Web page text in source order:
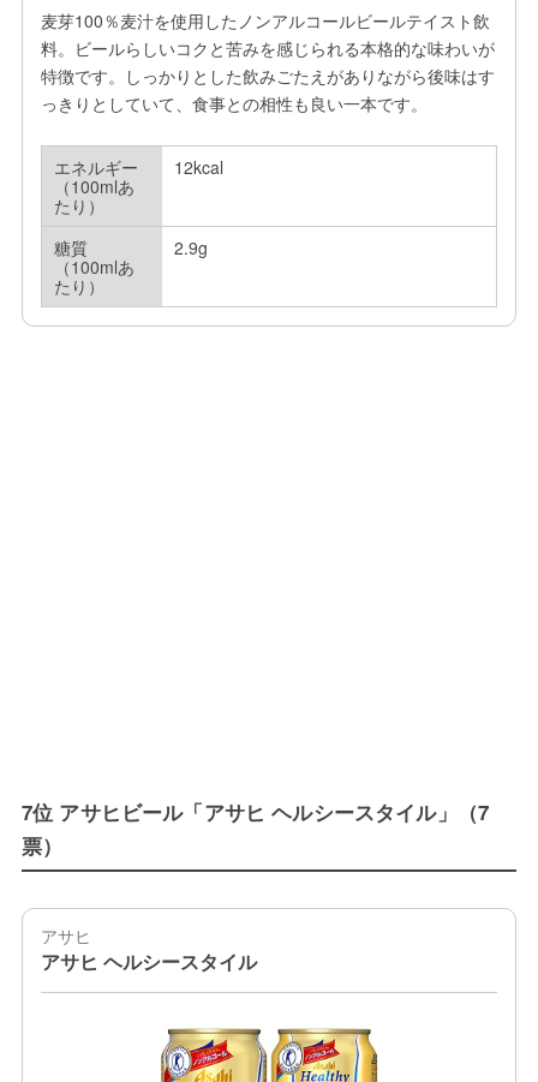
麦芽100％麦汁を使用したノンアルコールビールテイスト飲
料。ビールらしいコクと苦みを感じられる本格的な味わいが
特徴です。しっかりとした飲みごたえがありながら後味はす
っきりとしていて、食事との相性も良い一本です。
エネルギー
（100mlあ
たり）
12kcal
糖質
（100mlあ
たり）
2.9g
7位 アサヒビール「アサヒ ヘルシースタイル」（7
票）
アサヒ
アサヒ ヘルシースタイル